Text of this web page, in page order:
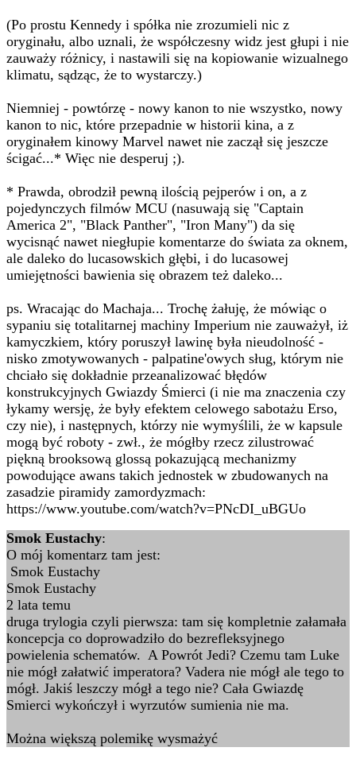
(Po prostu Kennedy i spółka nie zrozumieli nic z
oryginału, albo uznali, że współczesny widz jest głupi i nie
zauważy różnicy, i nastawili się na kopiowanie wizualnego
klimatu, sądząc, że to wystarczy.)
Niemniej - powtórzę - nowy kanon to nie wszystko, nowy
kanon to nic, które przepadnie w historii kina, a z
oryginałem kinowy Marvel nawet nie zaczął się jeszcze
ścigać...* Więc nie desperuj ;).
* Prawda, obrodził pewną ilością pejperów i on, a z
pojedynczych filmów MCU (nasuwają się "Captain
America 2", "Black Panther", "Iron Many") da się
wycisnąć nawet niegłupie komentarze do świata za oknem,
ale daleko do lucasowskich głębi, i do lucasowej
umiejętności bawienia się obrazem też daleko...
ps. Wracając do Machaja... Trochę żałuję, że mówiąc o
sypaniu się totalitarnej machiny Imperium nie zauważył, iż
kamyczkiem, który poruszył lawinę była nieudolność -
nisko zmotywowanych - palpatine'owych sług, którym nie
chciało się dokładnie przeanalizować błędów
konstrukcyjnych Gwiazdy Śmierci (i nie ma znaczenia czy
łykamy wersję, że były efektem celowego sabotażu Erso,
czy nie), i następnych, którzy nie wymyślili, że w kapsule
mogą być roboty - zwł., że mógłby rzecz zilustrować
piękną brooksową glossą pokazującą mechanizmy
powodujące awans takich jednostek w zbudowanych na
zasadzie piramidy zamordyzmach:
https://www.youtube.com/watch?v=PNcDI_uBGUo
Smok Eustachy:
O mój komentarz tam jest:
Smok Eustachy
Smok Eustachy
2 lata temu
druga trylogia czyli pierwsza: tam się kompletnie załamała
koncepcja co doprowadziło do bezrefleksyjnego
powielenia schematów. A Powrót Jedi? Czemu tam Luke
nie mógł załatwić imperatora? Vadera nie mógł ale tego to
mógł. Jakiś leszczy mógł a tego nie? Cała Gwiazdę
Smierci wykończył i wyrzutów sumienia nie ma.
Można większą polemikę wysmażyć